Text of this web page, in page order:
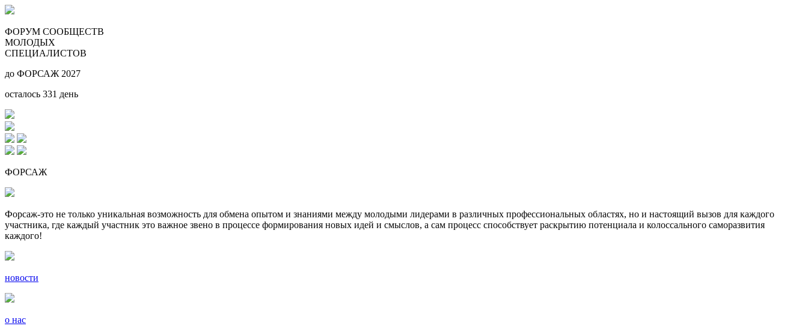
ФОРУМ СООБЩЕСТВ
МОЛОДЫХ
СПЕЦИАЛИСТОВ
до ФОРСАЖ 2027
осталось 331 день
ФОРСАЖ
Форсаж-это не только уникальная возможность для обмена опытом и знаниями между молодыми лидерами в различных профессиональных областях, но и настоящий вызов для каждого
участника, где каждый участник это важное звено в процессе формирования новых идей и смыслов, а сам процесс способствует раскрытию потенциала и колоссального саморазвития
каждого!
новости
о нас